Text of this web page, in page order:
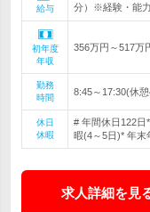
給与
分）※経験・能
初年度
年収
356万円～517万
勤務
時間
8:45～17:30(休
休日
休暇
# 年間休日122日
暇(4～5日)* 年末
求人詳細を見